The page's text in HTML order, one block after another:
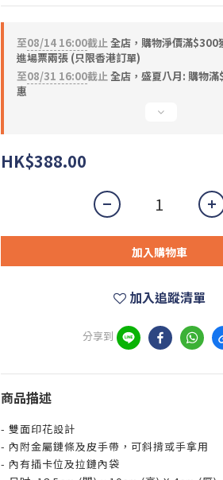
至08/14 16:00截止全店，購物淨價滿$300
進場票兩張 (只限香港訂單)
至08/31 16:00截止全店，盛夏八月: 購物
惠
HK$388.00
加入購物車
加入追蹤清單
分享到
商品描述
- 雙面印花設計
- 內附金屬鏈條及皮手帶，可斜揹或手拿用
- 內有插卡位及拉鏈內袋